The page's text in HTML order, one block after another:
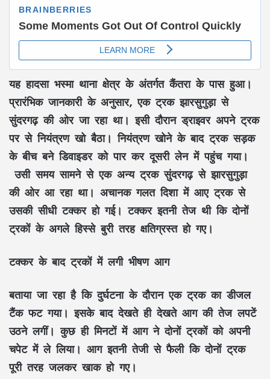
यह हादसा भस्मा थाना क्षेत्र के अंतर्गत कैंतरा के पास हुआ।
प्रारंभिक जानकारी के अनुसार, एक ट्रक झारसुगुड़ा से
सुंदरगढ़ की ओर जा रहा था। इसी दौरान ड्राइवर अपने ट्रक
पर से नियंत्रण खो बैठा। नियंत्रण खोने के बाद ट्रक सड़क
के बीच बने डिवाइडर को पार कर दूसरी लेन में पहुंच गया।
उसी समय सामने से एक अन्य ट्रक सुंदरगढ़ से झारसुगुड़ा
की ओर आ रहा था। अचानक गलत दिशा में आए ट्रक से
उसकी सीधी टक्कर हो गई। टक्कर इतनी तेज थी कि दोनों
ट्रकों के अगले हिस्से बुरी तरह क्षतिग्रस्त हो गए।
टक्कर के बाद ट्रकों में लगी भीषण आग
बताया जा रहा है कि दुर्घटना के दौरान एक ट्रक का डीजल
टैंक फट गया। इसके बाद देखते ही देखते आग की तेज लपटें
उठने लगीं। कुछ ही मिनटों में आग ने दोनों ट्रकों को अपनी
चपेट में ले लिया। आग इतनी तेजी से फैली कि दोनों ट्रक
पूरी तरह जलकर खाक हो गए।